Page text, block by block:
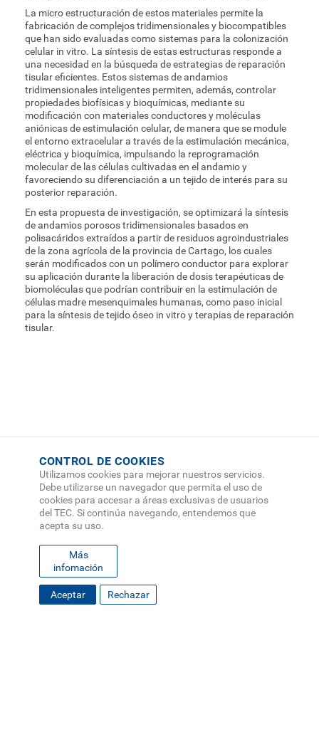
La micro estructuración de estos materiales permite la
fabricación de complejos tridimensionales y biocompatibles
que han sido evaluadas como sistemas para la colonización
celular in vitro. La síntesis de estas estructuras responde a
una necesidad en la búsqueda de estrategias de reparación
tisular eficientes. Estos sistemas de andamios
tridimensionales inteligentes permiten, además, controlar
propiedades biofísicas y bioquímicas, mediante su
modificación con materiales conductores y moléculas
aniónicas de estimulación celular, de manera que se module
el entorno extracelular a través de la estimulación mecánica,
eléctrica y bioquímica, impulsando la reprogramación
molecular de las células cultivadas en el andamio y
favoreciendo su diferenciación a un tejido de interés para su
posterior reparación.
En esta propuesta de investigación, se optimizará la síntesis
de andamios porosos tridimensionales basados en
polisacáridos extraídos a partir de residuos agroindustriales
de la zona agrícola de la provincia de Cartago, los cuales
serán modificados con un polímero conductor para explorar
su aplicación durante la liberación de dosis terapéuticas de
biomoléculas que podrían contribuir en la estimulación de
células madre mesenquimales humanas, como paso inicial
para la síntesis de tejido óseo in vitro y terapias de reparación
tisular.
CONTROL DE COOKIES
Utilizamos cookies para mejorar nuestros servicios.
Debe utilizarse un navegador que permita el uso de
cookies para accesar a áreas exclusivas de usuarios
del TEC. Si continúa navegando, entendemos que
acepta su uso.
Más
infomación
Aceptar Rechazar